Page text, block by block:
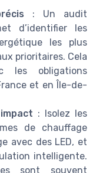
: Un audit
d’identifier les
les plus
prioritaires. Cela
les obligations
et en Île-de-
: Isolez les
de chauffage
avec des LED, et
intelligente.
sont souvent